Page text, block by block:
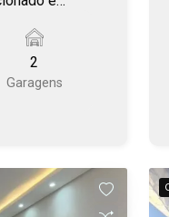
2
Garagens